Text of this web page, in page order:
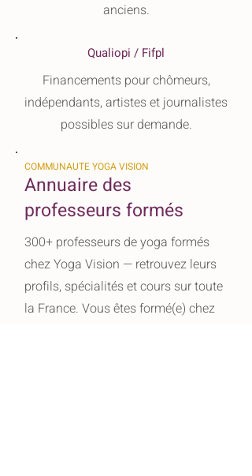
anciens.
Qualiopi / Fifpl
Financements pour chômeurs,
indépendants, artistes et journalistes
possibles sur demande.
COMMUNAUTE YOGA VISION
Annuaire des
professeurs formés
300+ professeurs de yoga formés
chez Yoga Vision — retrouvez leurs
profils, spécialités et cours sur toute
la France. Vous êtes formé(e) chez